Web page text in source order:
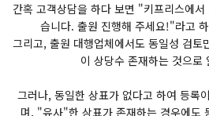
간혹 고객상담을 하다 보면 "키프리스에
습니다. 출원 진행해 주세요!"라고
그리고, 출원 대행업체에서도 동일성 검토
이 상당수 존재하는 것으로
그러나, 동일한 상표가 없다고 하여 등록
며, "유사"한 상표가 존재하는 경우에도